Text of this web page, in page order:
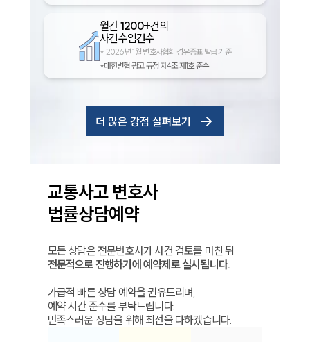
월간1200+건의
사건수임건수
* 2026년 1월 변호사협회 경유증표 발급 기준
*대한변협 광고 규정 제4조 제1호 준수
더 많은 강점 살펴보기
교통사고변호사
법률상담예약
모든 상담은 전문변호사가 사건 검토를 마친 뒤
전문적으로 진행하기에 예약제로 실시됩니다.
가급적 빠른 상담 예약을 권유드리며,
예약 시간 준수를 부탁드립니다.
만족스러운 상담을 위해 최선을 다하겠습니다.